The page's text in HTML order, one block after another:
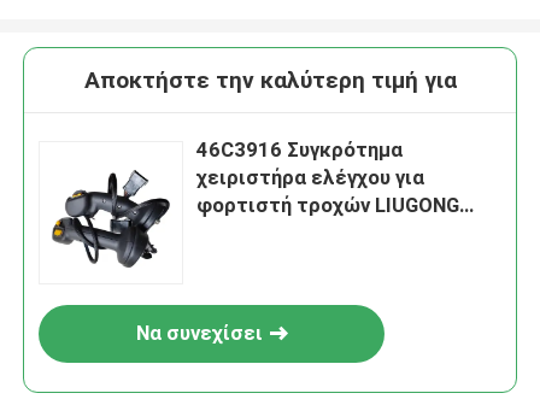
Αποκτήστε την καλύτερη τιμή για
46C3916 Συγκρότημα
χειριστήρα ελέγχου για
φορτιστή τροχών LIUGONG
Να συνεχίσει